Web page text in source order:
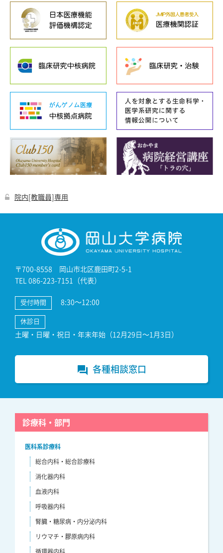
院内[教職員]専用
〒700-8558 岡山市北区鹿田町2-5-1
TEL 086-223-7151（代表）
受付時間 8:30～12:00
休診日
土曜・日曜・祝日・年末年始（12月29日～1月3日）
forum 各種相談窓口
診療科・部門
医科系診療科
総合内科・総合診療科
消化器内科
血液内科
呼吸器内科
腎臓・糖尿病・内分泌内科
リウマチ・膠原病内科